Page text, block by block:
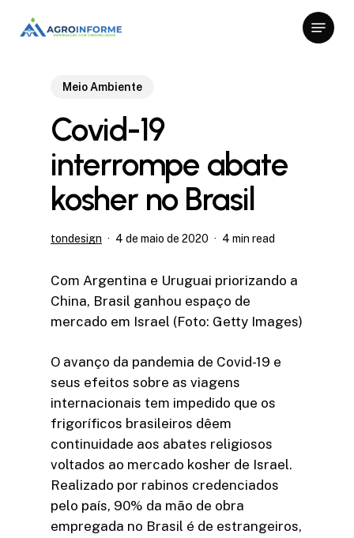
Menu
Meio Ambiente
Covid-19
interrompe abate
kosher no Brasil
tondesign 4 de maio de 2020 4 min read
Com Argentina e Uruguai priorizando a
China, Brasil ganhou espaço de
mercado em Israel (Foto: Getty Images)
O avanço da pandemia de Covid-19 e
seus efeitos sobre as viagens
internacionais tem impedido que os
frigoríficos brasileiros dêem
continuidade aos abates religiosos
voltados ao mercado kosher de Israel.
Realizado por rabinos credenciados
pelo país, 90% da mão de obra
empregada no Brasil é de estrangeiros,